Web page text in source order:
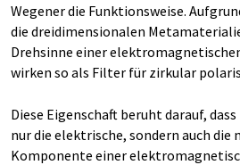
Wegener die Funktionsweise.
die dreidimensionalen
Drehsinne einer
wirken so als Filter für zirkular
Diese Eigenschaft beruht darauf,
nur die elektrische, sondern auch die
Komponente einer